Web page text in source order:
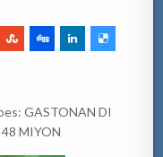
GASTONAN DI
48 MIYON